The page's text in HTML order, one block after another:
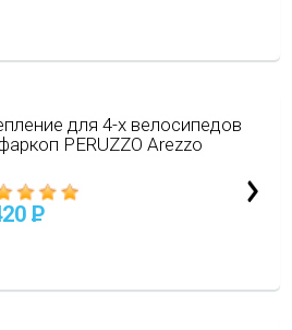
для 4-х велосипедов
PERUZZO Arezzo
P